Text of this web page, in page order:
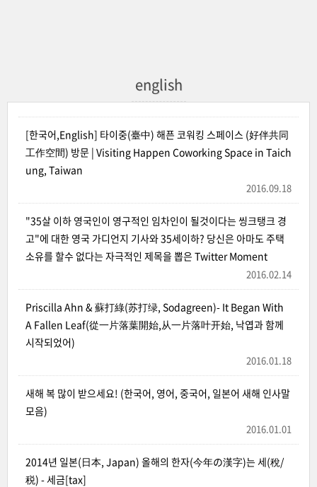
english
[한국어,English] 타이중(臺中) 해픈 코워킹 스페이스 (好伴共同
工作空間) 방문 | Visiting Happen Coworking Space in Taich
ung, Taiwan
2016.09.18
"35살 이하 영국인이 영구적인 임차인이 될것이다는 씽크탱크 경
고"에 대한 영국 가디언지 기사와 35세이하? 당신은 아마도 주택
소유를 할수 없다는 자극적인 제목을 뽑은 Twitter Moment
2016.02.14
Priscilla Ahn & 蘇打綠(苏打绿, Sodagreen)- It Began With
A Fallen Leaf(從一片落葉開始,从一片落叶开始, 낙엽과 함께
시작되었어)
2016.01.18
새해 복 많이 받으세요! (한국어, 영어, 중국어, 일본어 새해 인사말
모음)
2016.01.01
2014년 일본(日本, Japan) 올해의 한자(今年の漢字)는 세(稅/
税) - 세금[tax]